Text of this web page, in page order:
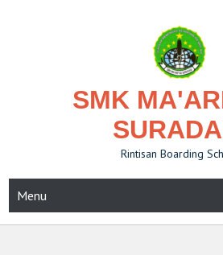
SMK
Rintisan Boarding
Menu